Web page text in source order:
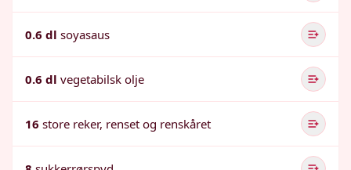
0.6 dl soyasaus
0.6 dl vegetabilsk olje
16 store reker, renset og renskåret